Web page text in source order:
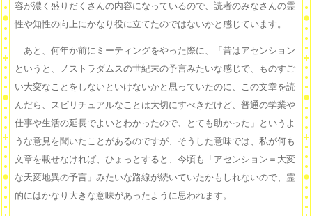
容が濃く盛りだくさんの内容になっているので、読者のみなさんの霊
性や知性の向上にかなり役に立てたのではないかと感じています。
あと、何年か前にミーティングをやった際に、「昔はアセンション
というと、ノストラダムスの世紀末の予言みたいな感じで、ものすご
い大変なことをしないといけないかと思っていたのに、この文章を読
んだら、スピリチュアルなことは大切にすべきだけど、普通の学業や
仕事や生活の延長でよいとわかったので、とても助かった」というよ
うな意見を聞いたことがあるのですが、そうした意味では、私が何も
文章を載せなければ、ひょっとすると、今頃も「アセンション＝大変
な天変地異の予言」みたいな路線が続いていたかもしれないので、霊
的にはかなり大きな意味があったように思われます。